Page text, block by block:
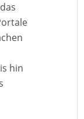
hin